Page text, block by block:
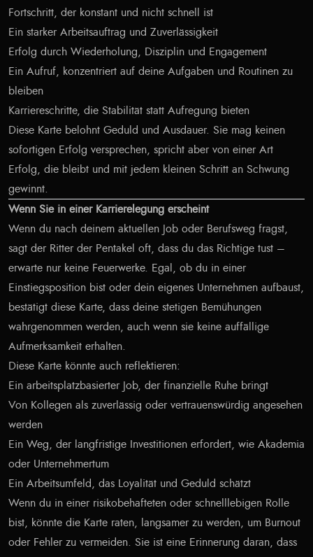
Fortschritt, der konstant und nicht schnell ist
Ein starker Arbeitsauftrag und Zuverlässigkeit
Erfolg durch Wiederholung, Disziplin und Engagement
Ein Aufruf, konzentriert auf deine Aufgaben und Routinen zu
bleiben
Karriereschritte, die Stabilität statt Aufregung bieten
Diese Karte belohnt Geduld und Ausdauer. Sie mag keinen
sofortigen Erfolg versprechen, spricht aber von einer Art
Erfolg, die bleibt und mit jedem kleinen Schritt an Schwung
gewinnt.
Wenn Sie in einer Karrierelegung erscheint
Wenn du nach deinem aktuellen Job oder Berufsweg fragst,
sagt der Ritter der Pentakel oft, dass du das Richtige tust –
erwarte nur keine Feuerwerke. Egal, ob du in einer
Einstiegsposition bist oder dein eigenes Unternehmen aufbaust,
bestätigt diese Karte, dass deine stetigen Bemühungen
wahrgenommen werden, auch wenn sie keine auffällige
Aufmerksamkeit erhalten.
Diese Karte könnte auch reflektieren:
Ein arbeitsplatzbasierter Job, der finanzielle Ruhe bringt
Von Kollegen als zuverlässig oder vertrauenswürdig angesehen
werden
Ein Weg, der langfristige Investitionen erfordert, wie Akademia
oder Unternehmertum
Ein Arbeitsumfeld, das Loyalität und Geduld schätzt
Wenn du in einer risikobehafteten oder schnelllebigen Rolle
bist, könnte die Karte raten, langsamer zu werden, um Burnout
oder Fehler zu vermeiden. Sie ist eine Erinnerung daran, dass